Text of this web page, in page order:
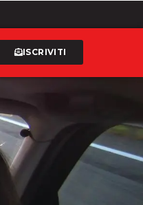
ISCRIVITI